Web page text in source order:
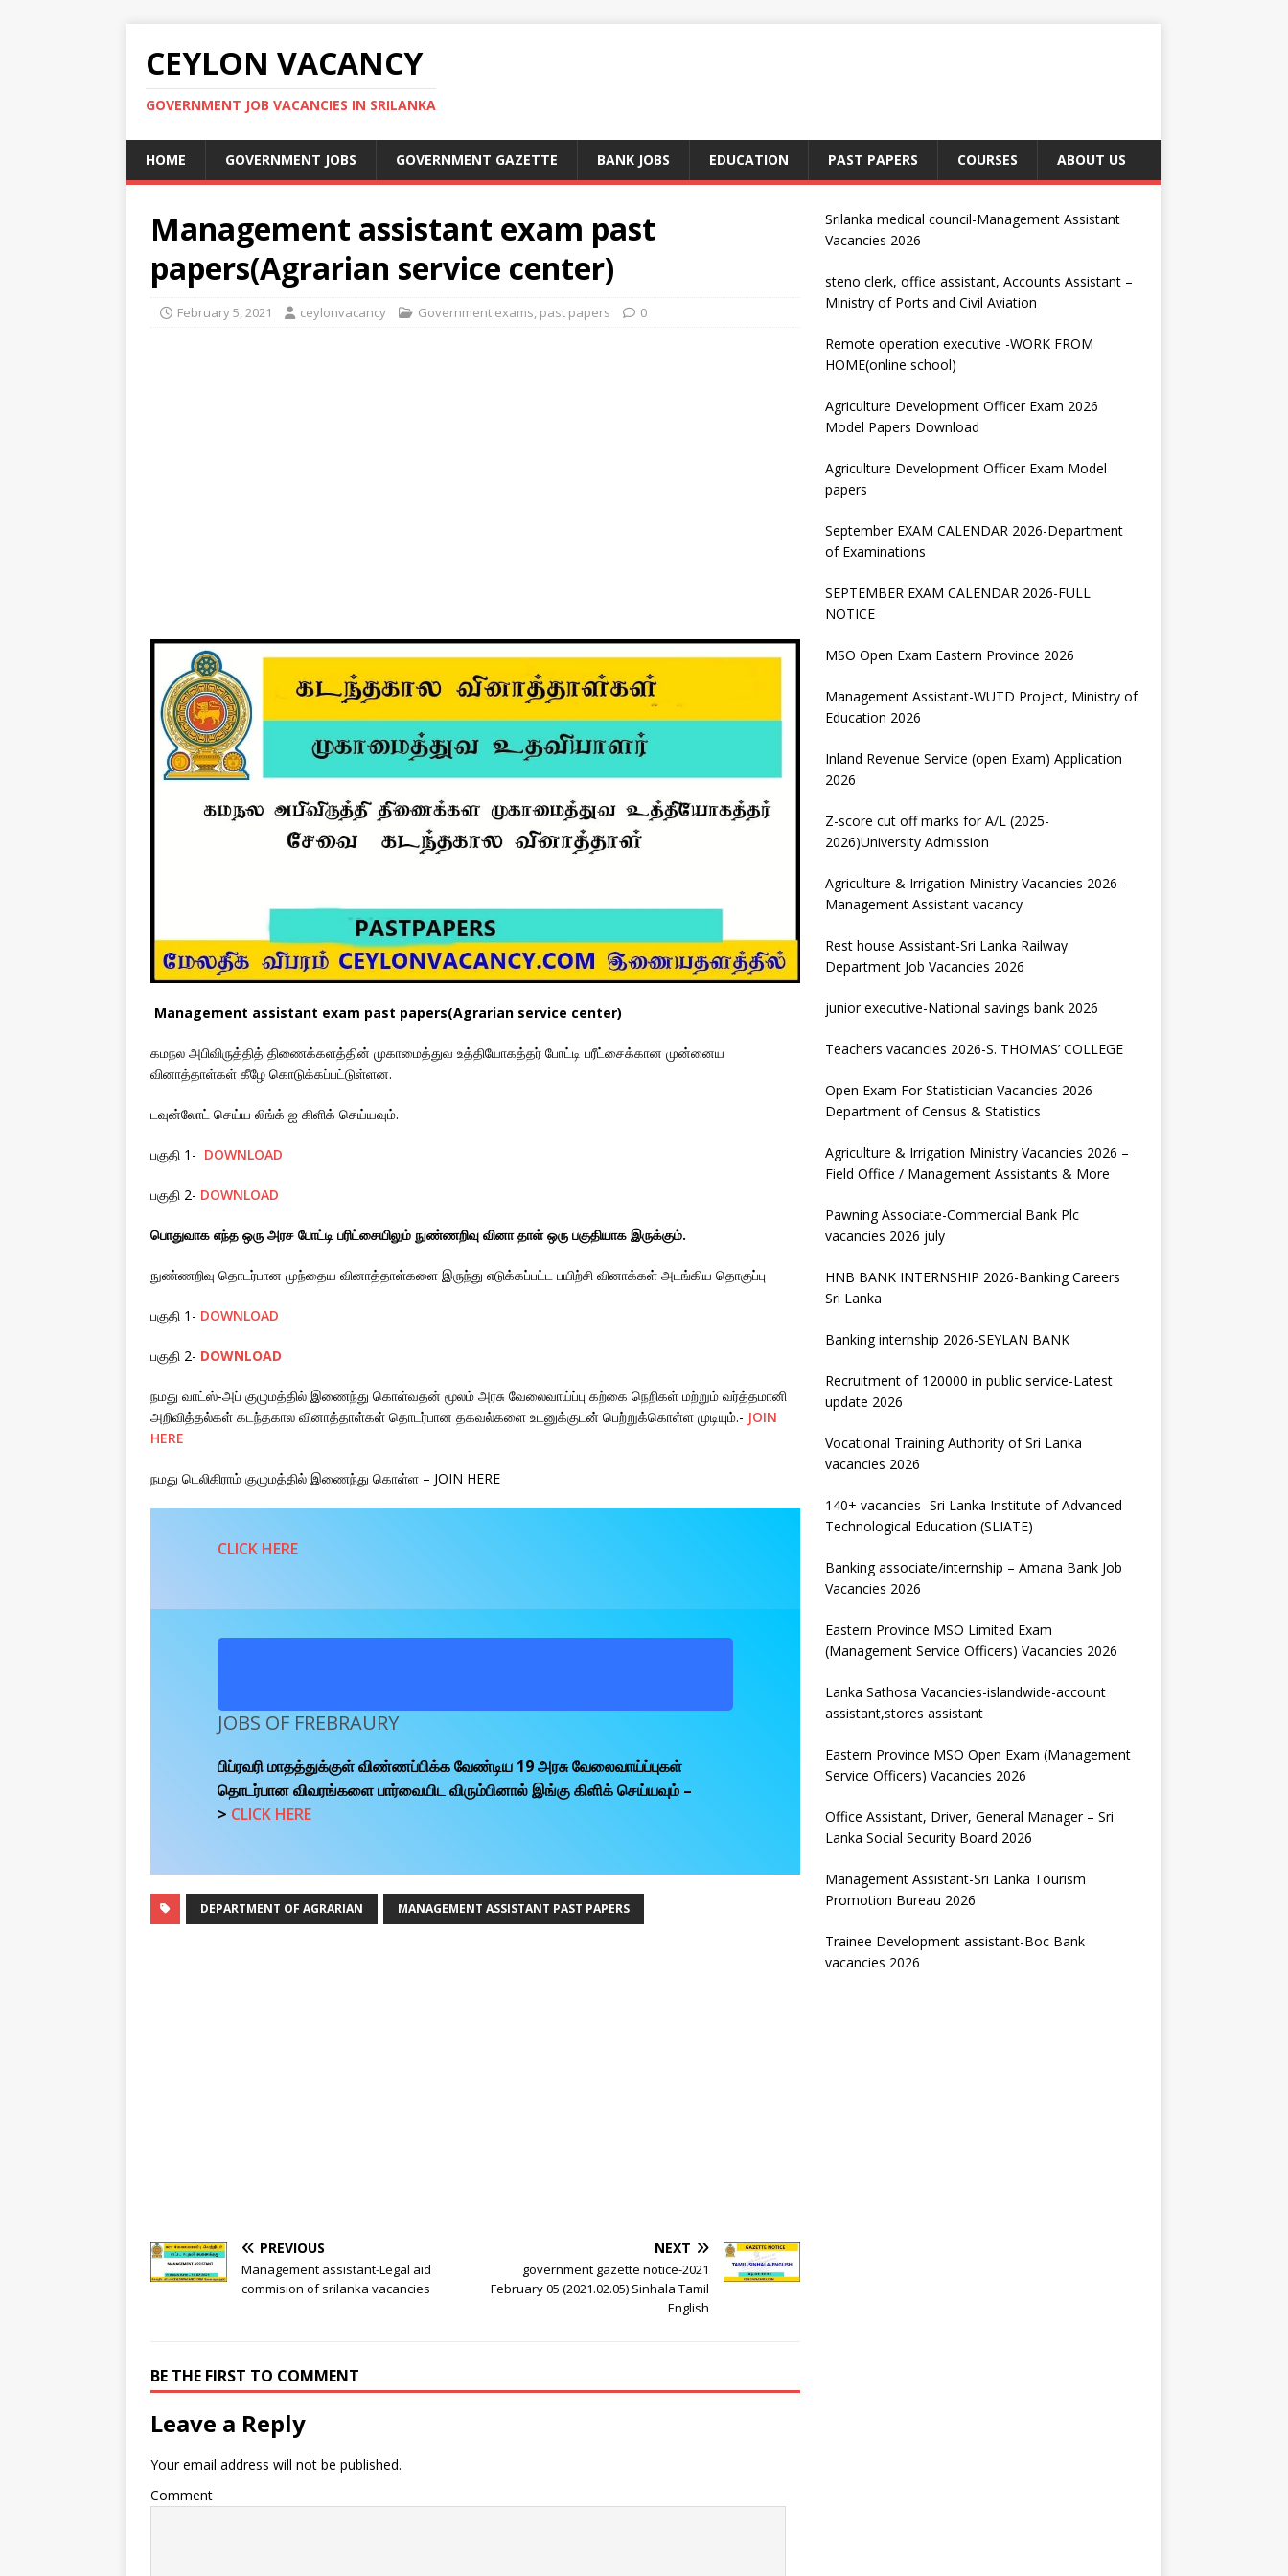
CEYLON VACANCY
GOVERNMENT JOB VACANCIES IN SRILANKA
HOME GOVERNMENT JOBS GOVERNMENT GAZETTE BANK JOBS EDUCATION PAST PAPERS COURSES ABOUT US
Management assistant exam past
papers(Agrarian service center)
February 5, 2021 ceylonvacancy Government exams, past papers 0
Management assistant exam past papers(Agrarian service center)
கமநல அபிவிருத்தித் திணைக்களத்தின் முகாமைத்துவ உத்தியோகத்தர் போட்டி பரீட்சைக்கான முன்னைய
வினாத்தாள்கள் கீழே கொடுக்கப்பட்டுள்ளன.
டவுன்லோட் செய்ய லிங்க் ஐ கிளிக் செய்யவும்.
பகுதி 1- DOWNLOAD
பகுதி 2- DOWNLOAD
பொதுவாக எந்த ஒரு அரச போட்டி பரிட்சையிலும் நுண்ணறிவு வினா தாள் ஒரு பகுதியாக இருக்கும்.
நுண்ணறிவு தொடர்பான முந்தைய வினாத்தாள்களை இருந்து எடுக்கப்பட்ட பயிற்சி வினாக்கள் அடங்கிய தொகுப்பு
பகுதி 1- DOWNLOAD
பகுதி 2- DOWNLOAD
நமது வாட்ஸ்-அப் குழுமத்தில் இணைந்து கொள்வதன் மூலம் அரசு வேலைவாய்ப்பு கற்கை நெறிகள் மற்றும் வர்த்தமானி
அறிவித்தல்கள் கடந்தகால வினாத்தாள்கள் தொடர்பான தகவல்களை உடனுக்குடன் பெற்றுக்கொள்ள முடியும்.- JOIN
HERE
நமது டெலிகிராம் குழுமத்தில் இணைந்து கொள்ள – JOIN HERE
CLICK HERE
JOBS OF FREBRAURY
பிப்ரவரி மாதத்துக்குள் விண்ணப்பிக்க வேண்டிய 19 அரசு வேலைவாய்ப்புகள்
தொடர்பான விவரங்களை பார்வையிட விரும்பினால் இங்கு கிளிக் செய்யவும் –
> CLICK HERE
DEPARTMENT OF AGRARIAN MANAGEMENT ASSISTANT PAST PAPERS
PREVIOUS
Management assistant-Legal aid
commision of srilanka vacancies
NEXT
government gazette notice-2021
February 05 (2021.02.05) Sinhala Tamil
English
BE THE FIRST TO COMMENT
Leave a Reply
Your email address will not be published.
Comment
Srilanka medical council-Management Assistant
Vacancies 2026
steno clerk, office assistant, Accounts Assistant –
Ministry of Ports and Civil Aviation
Remote operation executive -WORK FROM
HOME(online school)
Agriculture Development Officer Exam 2026
Model Papers Download
Agriculture Development Officer Exam Model
papers
September EXAM CALENDAR 2026-Department
of Examinations
SEPTEMBER EXAM CALENDAR 2026-FULL
NOTICE
MSO Open Exam Eastern Province 2026
Management Assistant-WUTD Project, Ministry of
Education 2026
Inland Revenue Service (open Exam) Application
2026
Z-score cut off marks for A/L (2025-
2026)University Admission
Agriculture & Irrigation Ministry Vacancies 2026 -
Management Assistant vacancy
Rest house Assistant-Sri Lanka Railway
Department Job Vacancies 2026
junior executive-National savings bank 2026
Teachers vacancies 2026-S. THOMAS’ COLLEGE
Open Exam For Statistician Vacancies 2026 –
Department of Census & Statistics
Agriculture & Irrigation Ministry Vacancies 2026 –
Field Office / Management Assistants & More
Pawning Associate-Commercial Bank Plc
vacancies 2026 july
HNB BANK INTERNSHIP 2026-Banking Careers
Sri Lanka
Banking internship 2026-SEYLAN BANK
Recruitment of 120000 in public service-Latest
update 2026
Vocational Training Authority of Sri Lanka
vacancies 2026
140+ vacancies- Sri Lanka Institute of Advanced
Technological Education (SLIATE)
Banking associate/internship – Amana Bank Job
Vacancies 2026
Eastern Province MSO Limited Exam
(Management Service Officers) Vacancies 2026
Lanka Sathosa Vacancies-islandwide-account
assistant,stores assistant
Eastern Province MSO Open Exam (Management
Service Officers) Vacancies 2026
Office Assistant, Driver, General Manager – Sri
Lanka Social Security Board 2026
Management Assistant-Sri Lanka Tourism
Promotion Bureau 2026
Trainee Development assistant-Boc Bank
vacancies 2026